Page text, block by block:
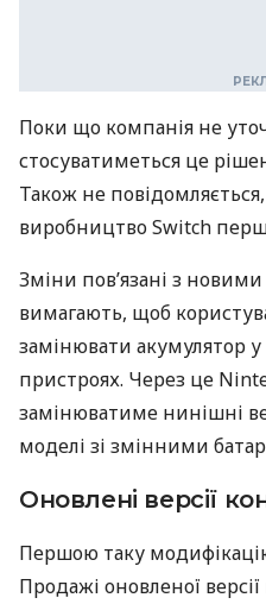
Поки що компанія не
стосуватиметься це
Також не
виробництво Switch
Зміни пов’язані з
вимагають, щоб
замінювати акумулятор
пристроях. Через це
замінюватиме нинішні
моделі зі змінними
Оновлені версії
Першою таку
Продажі оновленої